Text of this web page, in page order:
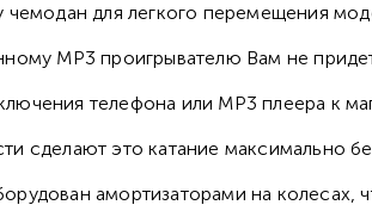
чемодан для легкого перемещения
MP3 проигрывателю Вам не
телефона или MP3 плеера к
сделают это катание максимально
амортизаторами на